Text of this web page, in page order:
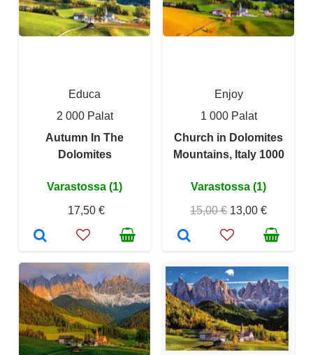
Educa
2 000 Palat
Autumn In The
Dolomites
Varastossa (1)
17,50 €
Enjoy
1 000 Palat
Church in Dolomites
Mountains, Italy 1000
Varastossa (1)
15,00 € 13,00 €